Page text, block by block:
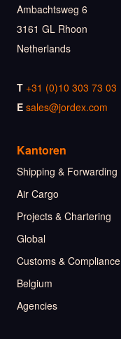
Ambachtsweg 6
3161 GL Rhoon
Netherlands
T +31 (0)10 303 73 03
E sales@jordex.com
Kantoren
Shipping & Forwarding
Air Cargo
Projects & Chartering
Global
Customs & Compliance
Belgium
Agencies